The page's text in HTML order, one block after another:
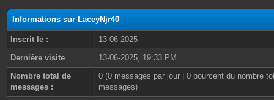
Informations sur LaceyNjr40
Inscrit le :
13-06-2025
Dernière visite
13-06-2025, 19:33 PM
Nombre total de
messages :
0 (0 messages par jour | 0 pourcent du nombre
messages)